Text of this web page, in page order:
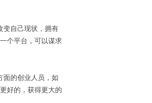
变自己现状，拥有
个平台，可以谋求
面的创业人员，如
好的，获得更大的